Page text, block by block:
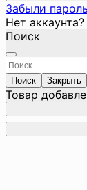
Забыли
Нет аккаунта?
Поиск
Поиск Закрыть
Товар